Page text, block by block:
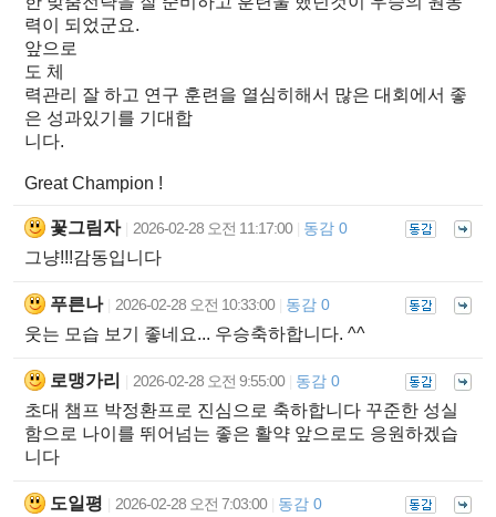
력이 되었군요.
앞으로
도 체
력관리 잘 하고 연구 훈련을 열심히해서 많은 대회에서 좋
은 성과있기를 기대합
니다.
Great Champion !
꽃그림자 2026-02-28 오전 11:17:00 동감 0
그냥!!!감동입니다
푸른나 2026-02-28 오전 10:33:00 동감 0
웃는 모습 보기 좋네요... 우승축하합니다. ^^
로맹가리 2026-02-28 오전 9:55:00 동감 0
초대 챔프 박정환프로 진심으로 축하합니다 꾸준한 성실
함으로 나이를 뛰어넘는 좋은 활약 앞으로도 응원하겠습
니다
도일평 2026-02-28 오전 7:03:00 동감 0